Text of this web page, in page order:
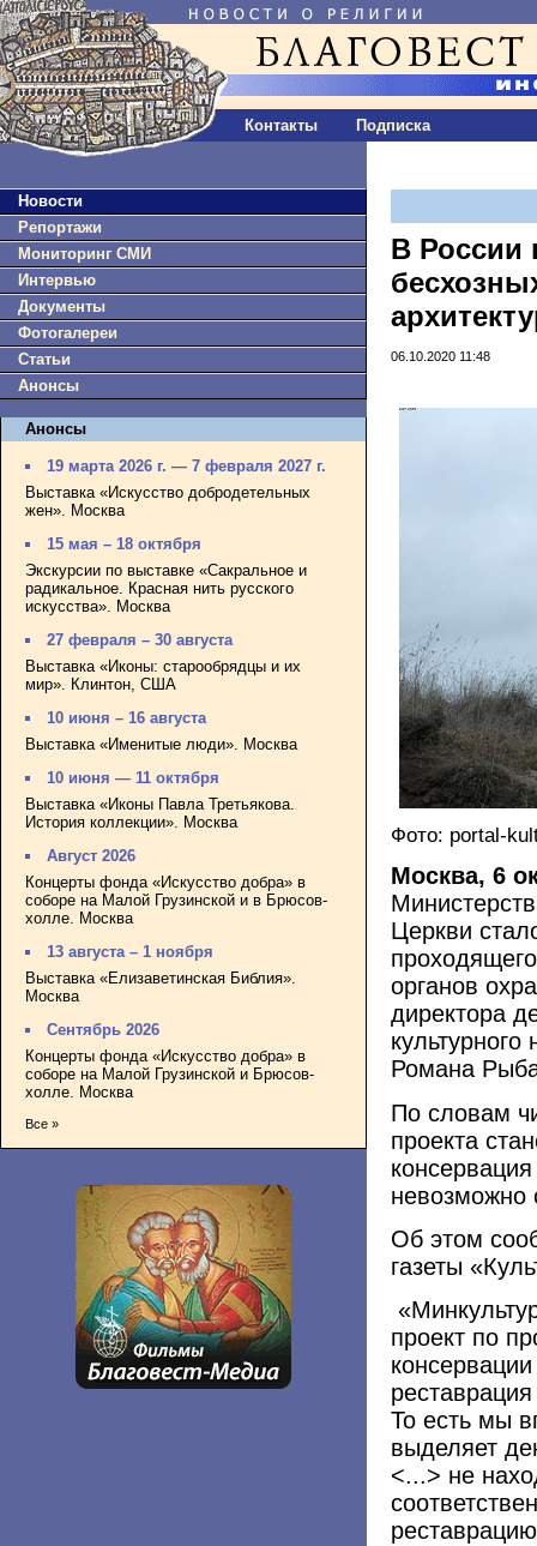
Контакты Подписка
Новости
Репортажи
Мониторинг СМИ
Интервью
Документы
Фотогалереи
Статьи
Анонсы
Анонсы
19 марта 2026 г. — 7 февраля 2027 г.
Выставка «Искусство добродетельных
жен». Москва
15 мая – 18 октября
Экскурсии по выставке «Сакральное и
радикальное. Красная нить русского
искусства». Москва
27 февраля – 30 августа
Выставка «Иконы: старообрядцы и их
мир». Клинтон, США
10 июня – 16 августа
Выставка «Именитые люди». Москва
10 июня — 11 октября
Выставка «Иконы Павла Третьякова.
История коллекции». Москва
Август 2026
Концерты фонда «Искусство добра» в
соборе на Малой Грузинской и в Брюсов-
холле. Москва
13 августа – 1 ноября
Выставка «Елизаветинская Библия».
Москва
Сентябрь 2026
Концерты фонда «Искусство добра» в
соборе на Малой Грузинской и Брюсов-
холле. Москва
Все »
В России
06.10.2020 11:48
Фото: portal-
Москва, 6
Церкви
органов
директора
Романа
По словам
проекта
невозможно
Об этом
газеты
проект по
То есть мы
выделяет
<...> не